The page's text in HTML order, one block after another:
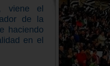
viene el
de la
haciendo
en el